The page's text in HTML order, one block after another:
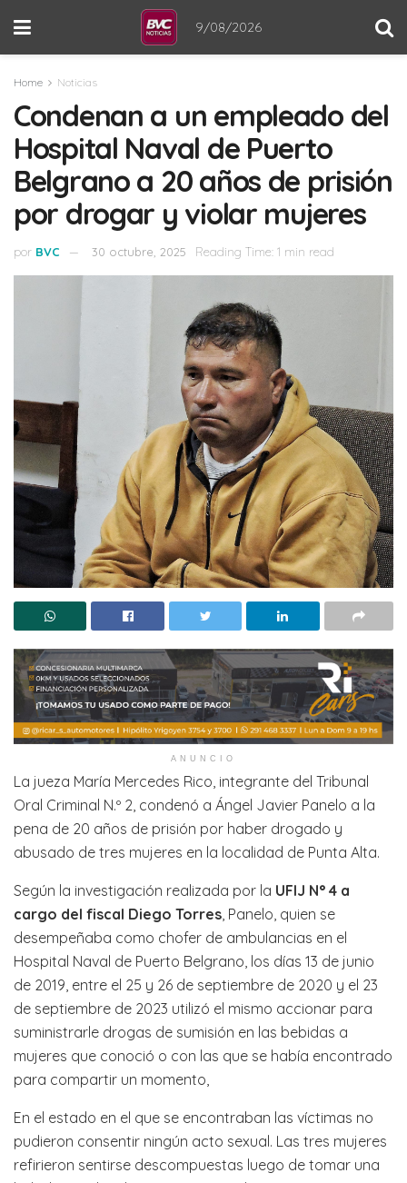
9/08/2026
Home Noticias
Condenan a un empleado del
Hospital Naval de Puerto
Belgrano a 20 años de prisión
por drogar y violar mujeres
por BVC 30 octubre, 2025 Reading Time: 1 min read
ANUNCIO
La jueza María Mercedes Rico, integrante del Tribunal
Oral Criminal N.º 2, condenó a Ángel Javier Panelo a la
pena de 20 años de prisión por haber drogado y
abusado de tres mujeres en la localidad de Punta Alta.
Según la investigación realizada por la UFIJ N° 4 a
cargo del fiscal Diego Torres, Panelo, quien se
desempeñaba como chofer de ambulancias en el
Hospital Naval de Puerto Belgrano, los días 13 de junio
de 2019, entre el 25 y 26 de septiembre de 2020 y el 23
de septiembre de 2023 utilizó el mismo accionar para
suministrarle drogas de sumisión en las bebidas a
mujeres que conoció o con las que se había encontrado
para compartir un momento,
En el estado en el que se encontraban las víctimas no
pudieron consentir ningún acto sexual. Las tres mujeres
refirieron sentirse descompuestas luego de tomar una